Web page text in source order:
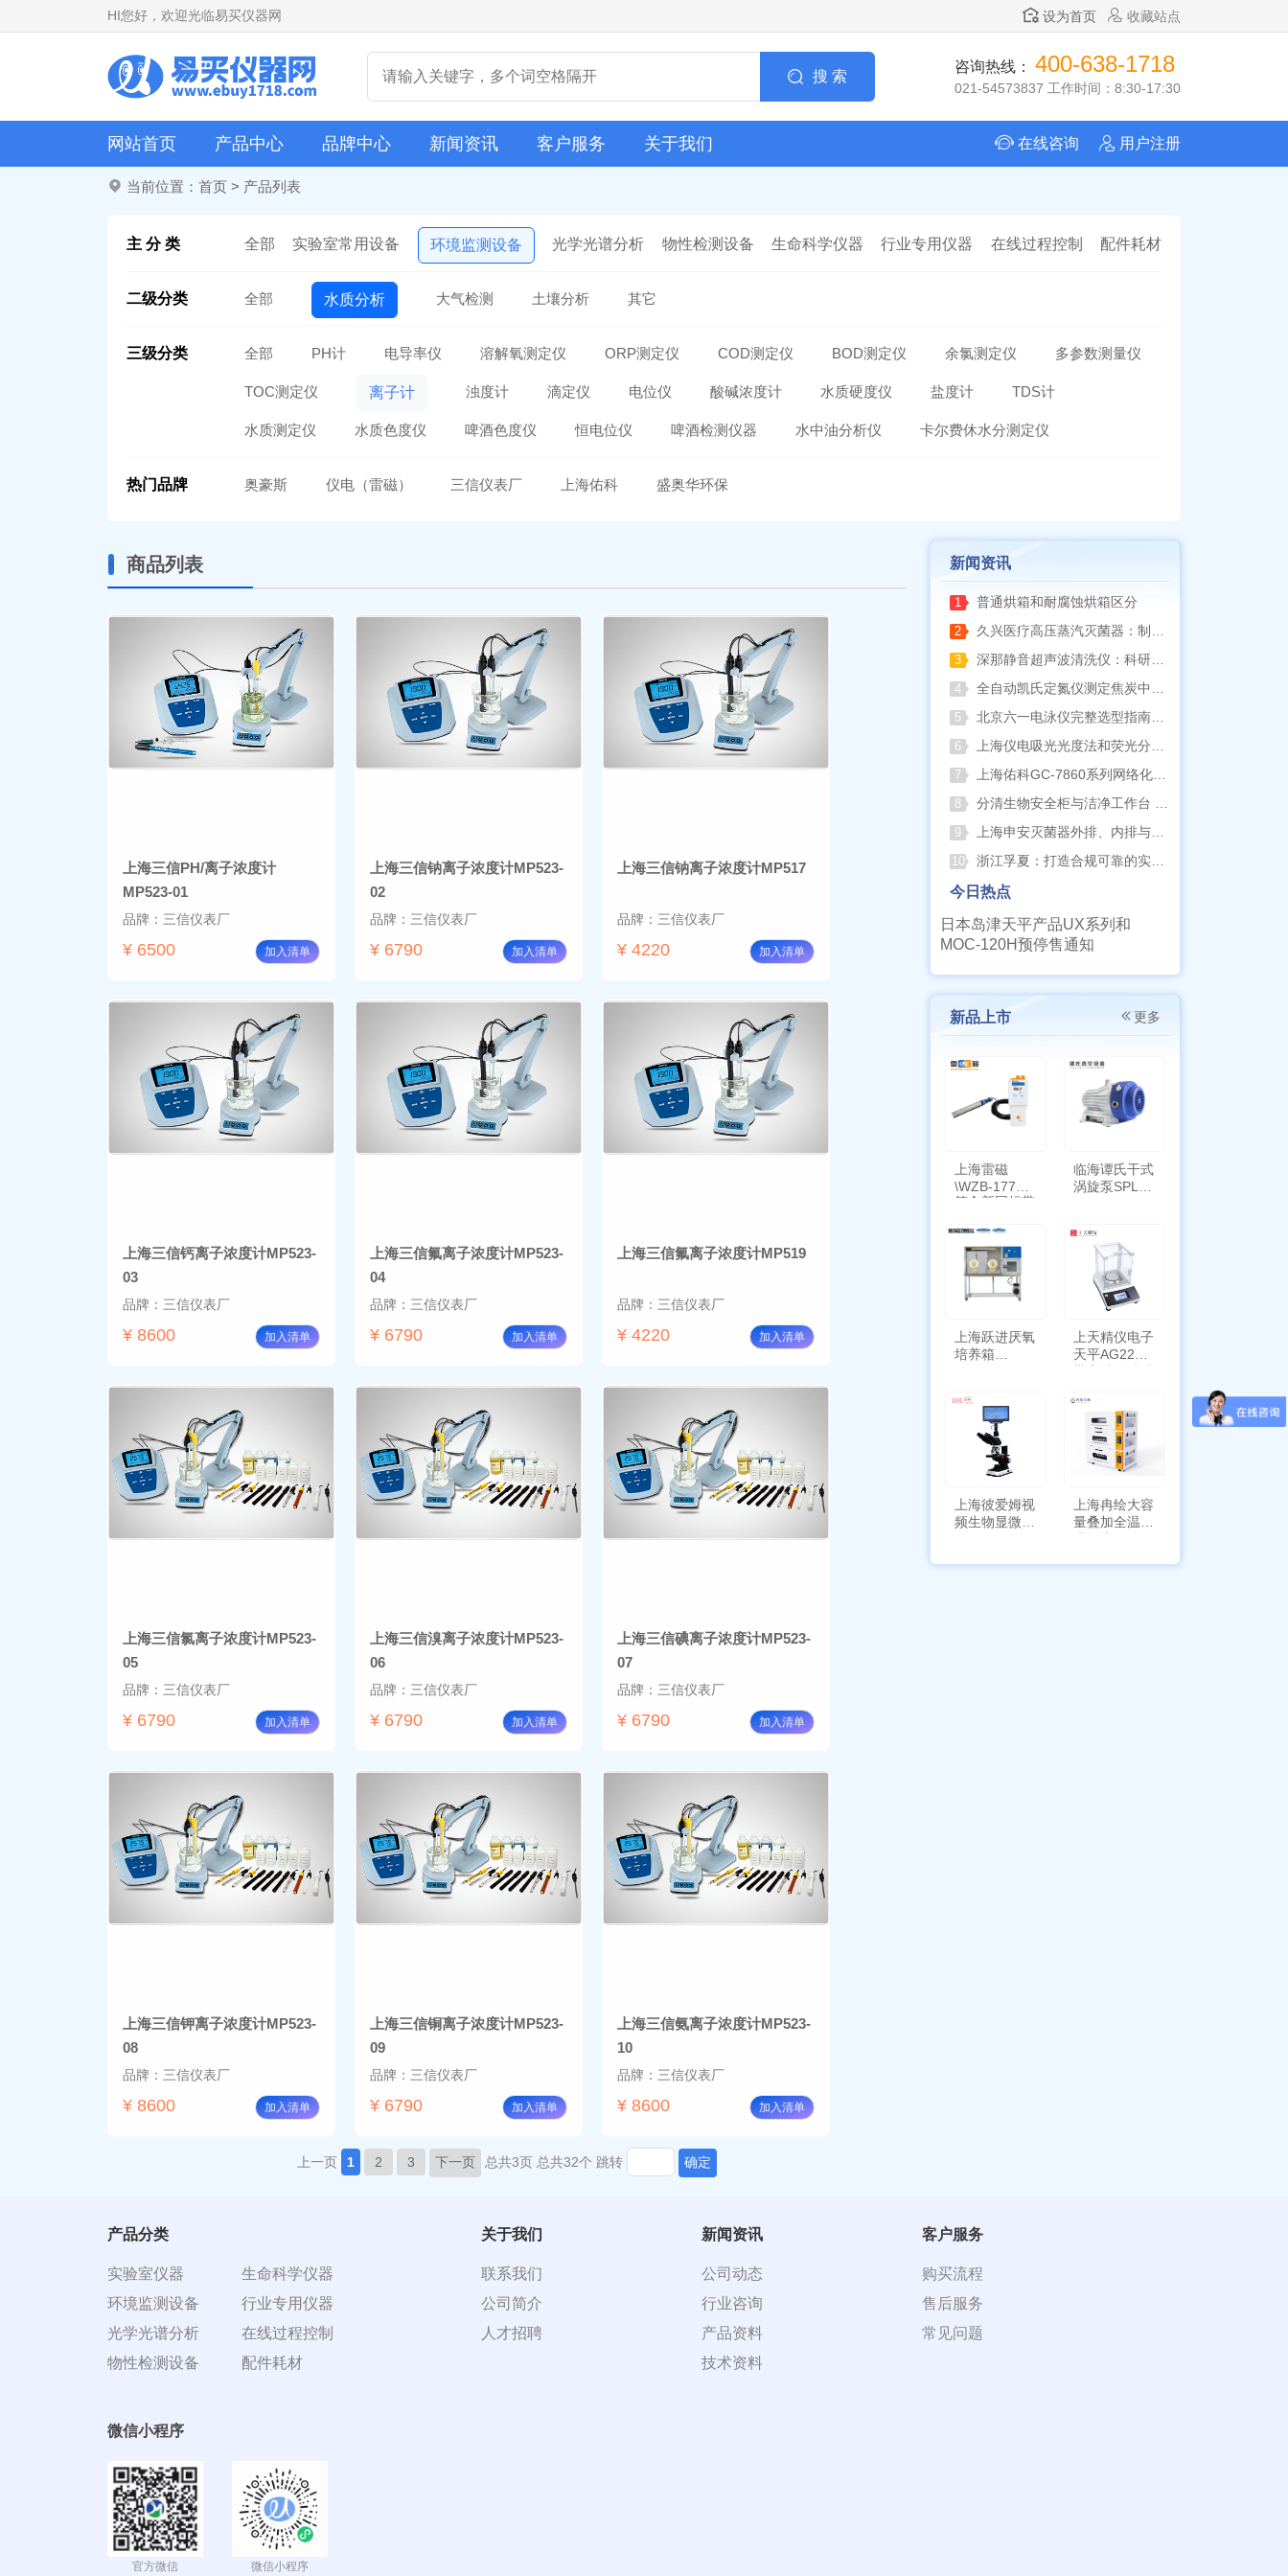
HI您好，欢迎光临易买仪器网 设为首页 收藏站点
搜 索
咨询热线： 400-638-1718
021-54573837 工作时间：8:30-17:30
网站首页 产品中心 品牌中心 新闻资讯 客户服务 关于我们 在线咨询 用户注册
当前位置： 首页 > 产品列表
主 分 类 全部 实验室常用设备 环境监测设备 光学光谱分析 物性检测设备 生命科学仪器 行业专用仪器 在线过程控制 配件耗材
二级分类 全部 水质分析 大气检测 土壤分析 其它
三级分类 全部 PH计 电导率仪 溶解氧测定仪 ORP测定仪 COD测定仪 BOD测定仪 余氯测定仪 多参数测量仪
TOC测定仪 离子计 浊度计 滴定仪 电位仪 酸碱浓度计 水质硬度仪 盐度计 TDS计
水质测定仪 水质色度仪 啤酒色度仪 恒电位仪 啤酒检测仪器 水中油分析仪 卡尔费休水分测定仪
热门品牌 奥豪斯 仪电（雷磁） 三信仪表厂 上海佑科 盛奥华环保
商品列表
上海三信PH/离子浓度计
MP523-01
品牌：三信仪表厂
¥ 6500 加入清单
上海三信钠离子浓度计MP523-
02
品牌：三信仪表厂
¥ 6790 加入清单
上海三信钠离子浓度计MP517
品牌：三信仪表厂
¥ 4220 加入清单
上海三信钙离子浓度计MP523-
03
品牌：三信仪表厂
¥ 8600 加入清单
上海三信氟离子浓度计MP523-
04
品牌：三信仪表厂
¥ 6790 加入清单
上海三信氟离子浓度计MP519
品牌：三信仪表厂
¥ 4220 加入清单
上海三信氯离子浓度计MP523-
05
品牌：三信仪表厂
¥ 6790 加入清单
上海三信溴离子浓度计MP523-
06
品牌：三信仪表厂
¥ 6790 加入清单
上海三信碘离子浓度计MP523-
07
品牌：三信仪表厂
¥ 6790 加入清单
上海三信钾离子浓度计MP523-
08
品牌：三信仪表厂
¥ 8600 加入清单
上海三信铜离子浓度计MP523-
09
品牌：三信仪表厂
¥ 6790 加入清单
上海三信氨离子浓度计MP523-
10
品牌：三信仪表厂
¥ 8600 加入清单
上一页 1 2 3 下一页 总共3页 总共32个 跳转 确定
新闻资讯
1 普通烘箱和耐腐蚀烘箱区分
2 久兴医疗高压蒸汽灭菌器：制药科研灭菌的可靠之选
3 深那静音超声波清洗仪：科研洁净新标准，安静高效更安心
4 全自动凯氏定氮仪测定焦炭中氮 上海纤检助力焦化行业精准检测
5 北京六一电泳仪完整选型指南（分电泳槽 + 电源两大模块，按实验场景直接匹配）
6 上海仪电吸光光度法和荧光分析法的异同
7 上海佑科GC-7860系列网络化气相色谱仪
8 分清生物安全柜与洁净工作台 苏州安泰科普两类设备差异
9 上海申安灭菌器外排、内排与干燥功能全解析
10 浙江孚夏：打造合规可靠的实验室洁净装备
今日热点
日本岛津天平产品UX系列和
MOC-120H预停售通知
新品上市 更多
上海雷磁
\WZB-177Y
符合新国标带
临海谭氏干式
涡旋泵SPL-
上海跃进厌氧
培养箱
上天精仪电子
天平AG2255
上海彼爱姆视
频生物显微镜
上海冉绘大容
量叠加全温恒
产品分类
实验室仪器
环境监测设备
光学光谱分析
物性检测设备
生命科学仪器
行业专用仪器
在线过程控制
配件耗材
关于我们
联系我们
公司简介
人才招聘
新闻资讯
公司动态
行业咨询
产品资料
技术资料
客户服务
购买流程
售后服务
常见问题
微信小程序
官方微信 微信小程序